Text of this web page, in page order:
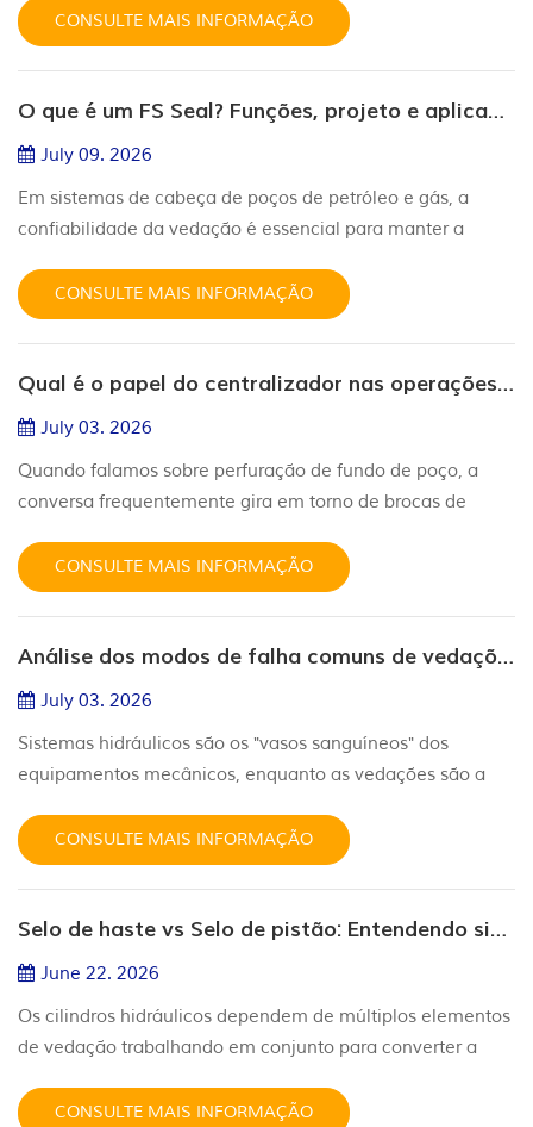
operacional a longo prazo. Dois produtos de vedação
comumente usados em cabeças de revestimento e
ambos sejam projetados para vedação estática em
equipamentos de cabeça de poço, eles são projeta...
CONSULTE MAIS INFORMAÇÃO
O que é um FS Seal? Funções, projeto e aplicações em cabeças de poço
July 09. 2026
Em sistemas de cabeça de poços de petróleo e gás, a
confiabilidade da vedação é essencial para manter a
diversas soluções de vedação utilizadas em equipamentos
de cabeça de poço API 6A, aFS Sealé especificamente
e maiores tolerâncias dimensionais normalmente
encontradas em conexões de re...
CONSULTE MAIS INFORMAÇÃO
Qual é o papel do centralizador nas operações de perfuração?
July 03. 2026
Quando falamos sobre perfuração de fundo de poço, a
conversa frequentemente gira em torno de brocas de
Ainda assim, trabalhando discretamente nos bastidores —
muitas vezes negligenciado — há uma pequena, porém
perfuração é a "coluna vertebral" da operação de
perfuração, o centralizador é o "...
CONSULTE MAIS INFORMAÇÃO
Análise dos modos de falha comuns de vedações hidráulicas: o que fazer em relação ao desgaste, extrusão e inchamento?
July 03. 2026
Sistemas hidráulicos são os "vasos sanguíneos" dos
equipamentos mecânicos, enquanto as vedações são a
componentes básicos centrais, vedações hidráulicas
desempenham um papel crucial na prevenção de
impurezas e na manutenção da pressão estável do
sistema. Seu estado de funcionamento determina
CONSULTE MAIS INFORMAÇÃO
Selo de haste vs Selo de pistão: Entendendo sistemas de vedação hidráulica
June 22. 2026
Os cilindros hidráulicos dependem de múltiplos elementos
de vedação trabalhando em conjunto para converter a
Entre esses componentes, vedações de haste e vedações
CONSULTE MAIS INFORMAÇÃO